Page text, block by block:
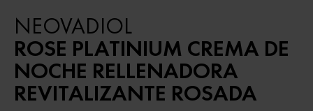
NEOVADIOL
ROSE PLATINIUM CREMA DE
NOCHE RELLENADORA
REVITALIZANTE ROSADA